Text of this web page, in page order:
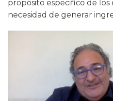
propósito especifico de
necesidad de generar